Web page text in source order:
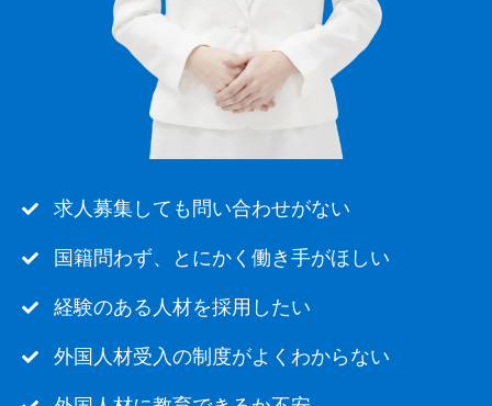
求人募集しても問い合わせがない
国籍問わず、とにかく働き手がほしい
経験のある人材を採用したい
外国人材受入の制度がよくわからない